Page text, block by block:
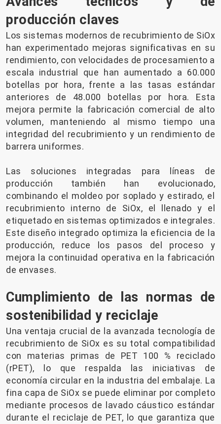
producción claves
Los sistemas modernos de recubrimiento de SiOx
han experimentado mejoras significativas en su
rendimiento, con velocidades de procesamiento a
escala industrial que han aumentado a 60.000
botellas por hora, frente a las tasas estándar
anteriores de 48.000 botellas por hora. Esta
mejora permite la fabricación comercial de alto
volumen, manteniendo al mismo tiempo una
integridad del recubrimiento y un rendimiento de
barrera uniformes.
Las soluciones integradas para líneas de
producción también han evolucionado,
combinando el moldeo por soplado y estirado, el
recubrimiento interno de SiOx, el llenado y el
etiquetado en sistemas optimizados e integrales.
Este diseño integrado optimiza la eficiencia de la
producción, reduce los pasos del proceso y
mejora la continuidad operativa en la fabricación
de envases.
Cumplimiento de las normas de
sostenibilidad y reciclaje
Una ventaja crucial de la avanzada tecnología de
recubrimiento de SiOx es su total compatibilidad
con materias primas de PET 100 % reciclado
(rPET), lo que respalda las iniciativas de
economía circular en la industria del embalaje. La
fina capa de SiOx se puede eliminar por completo
mediante procesos de lavado cáustico estándar
durante el reciclaje de PET, lo que garantiza que